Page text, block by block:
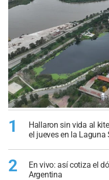
1
Hallaron sin vida al
el jueves en la Laguna
2
En vivo: así cotiza el
Argentina